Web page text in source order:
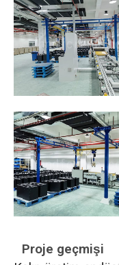
Proje geçmişi